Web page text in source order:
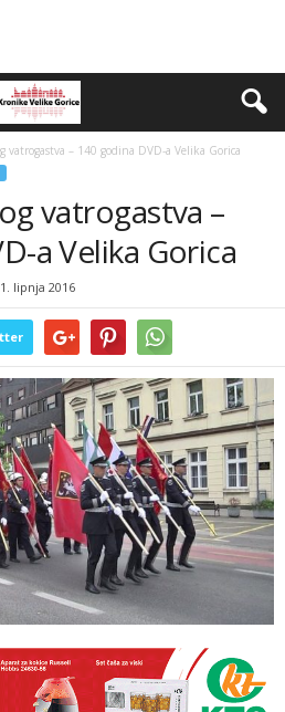
vatrogastva – 140 godina DVD-a Velika Gorica
vatrogastva –
a Velika Gorica
lipnja 2016